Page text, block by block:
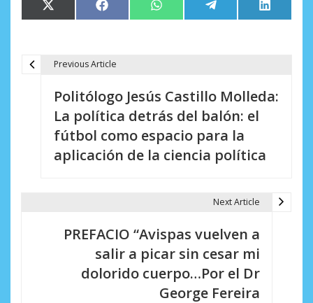
Compartir
en
X
(Twitter)
Compartir
en
Facebook Compartir
en
WhatsApp Compartir
en
Telegram
en
LinkedIn
Previous Article
Politólogo Jesús Castillo Molleda:
La política detrás del balón: el
fútbol como espacio para la
aplicación de la ciencia política
Next Article
PREFACIO “Avispas vuelven a
salir a picar sin cesar mi
dolorido cuerpo…Por el Dr
George Fereira